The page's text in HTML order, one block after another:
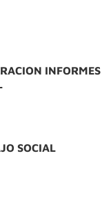
INFORMES
SOCIAL